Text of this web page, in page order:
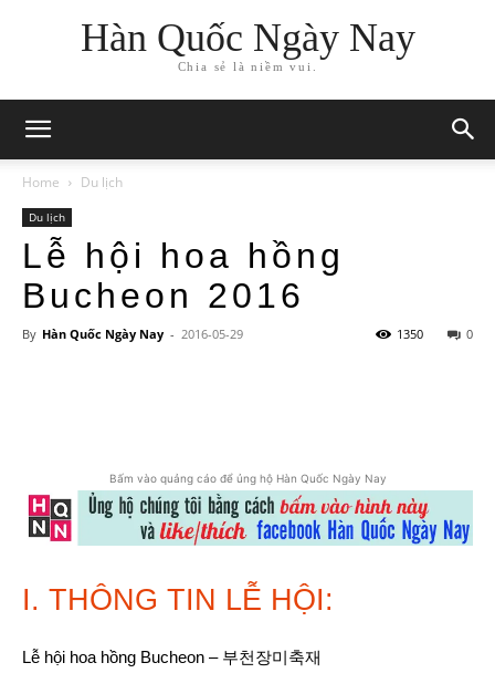
Hàn Quốc Ngày Nay
Chia sẻ là niềm vui.
Home Du lịch
Du lịch
Lễ hội hoa hồng
Bucheon 2016
By Hàn Quốc Ngày Nay - 2016-05-29 0
1350
Bấm vào quảng cáo để ủng hộ Hàn Quốc Ngày Nay
I. THÔNG TIN LỄ HỘI:
Lễ hội hoa hồng Bucheon – 부천장미축재